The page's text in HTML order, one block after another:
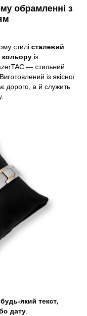
обрамленні з
стилі сталевий
кольору із
— стильний
із якісної
дорого, а й служить
будь-який текст,
дату